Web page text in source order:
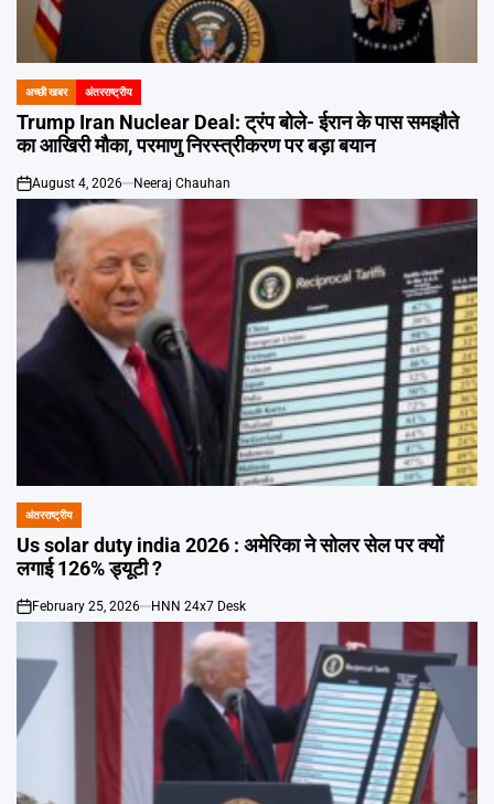
POSTED
IN
अच्छी खबर अंतरराष्ट्रीय
Trump Iran Nuclear Deal: ट्रंप बोले- ईरान के पास समझौते
का आखिरी मौका, परमाणु निरस्त्रीकरण पर बड़ा बयान
on
August 4, 2026 Neeraj Chauhan
POSTED
IN
अंतरराष्ट्रीय
Us solar duty india 2026 : अमेरिका ने सोलर सेल पर क्यों
लगाई 126% ड्यूटी ?
on
February 25, 2026 HNN 24x7 Desk